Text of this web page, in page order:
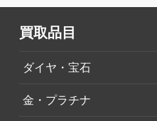
買取品目
ダイヤ・宝石
金・プラチナ